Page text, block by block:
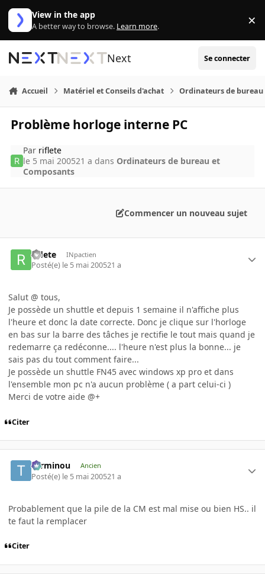
Aller au contenu
View in the app
A better way to browse. Learn more. ×
Next Se connecter
Accueil Matériel et Conseils d'achat Ordinateurs de bureau
Problème horloge interne PC
Par riflete
le 5 mai 200521 a dans Ordinateurs de bureau et
Composants
Commencer un nouveau sujet
riflete INpactien
Posté(e) le 5 mai 200521 a
Salut @ tous,
Je possède un shuttle et depuis 1 semaine il n'affiche plus
l'heure et donc la date correcte. Donc je clique sur l'horloge
en bas sur la barre des tâches je rectifie le tout mais quand je
redemarre ça redéconne.... l'heure n'est plus la bonne... je
sais pas du tout comment faire...
Je possède un shuttle FN45 avec windows xp pro et dans
l'ensemble mon pc n'a aucun problème ( a part celui-ci )
Merci de votre aide @+
Citer
Terminou Ancien
Posté(e) le 5 mai 200521 a
Probablement que la pile de la CM est mal mise ou bien HS.. il
te faut la remplacer
Citer